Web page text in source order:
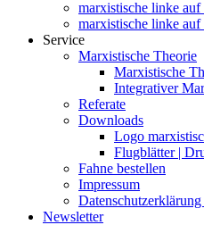
marxistische linke
marxistische linke auf
Service
Marxistische Theorie
Marxistische
Integrativer
Referate
Downloads
Logo
Flugblätter |
Fahne bestellen
Impressum
Newsletter